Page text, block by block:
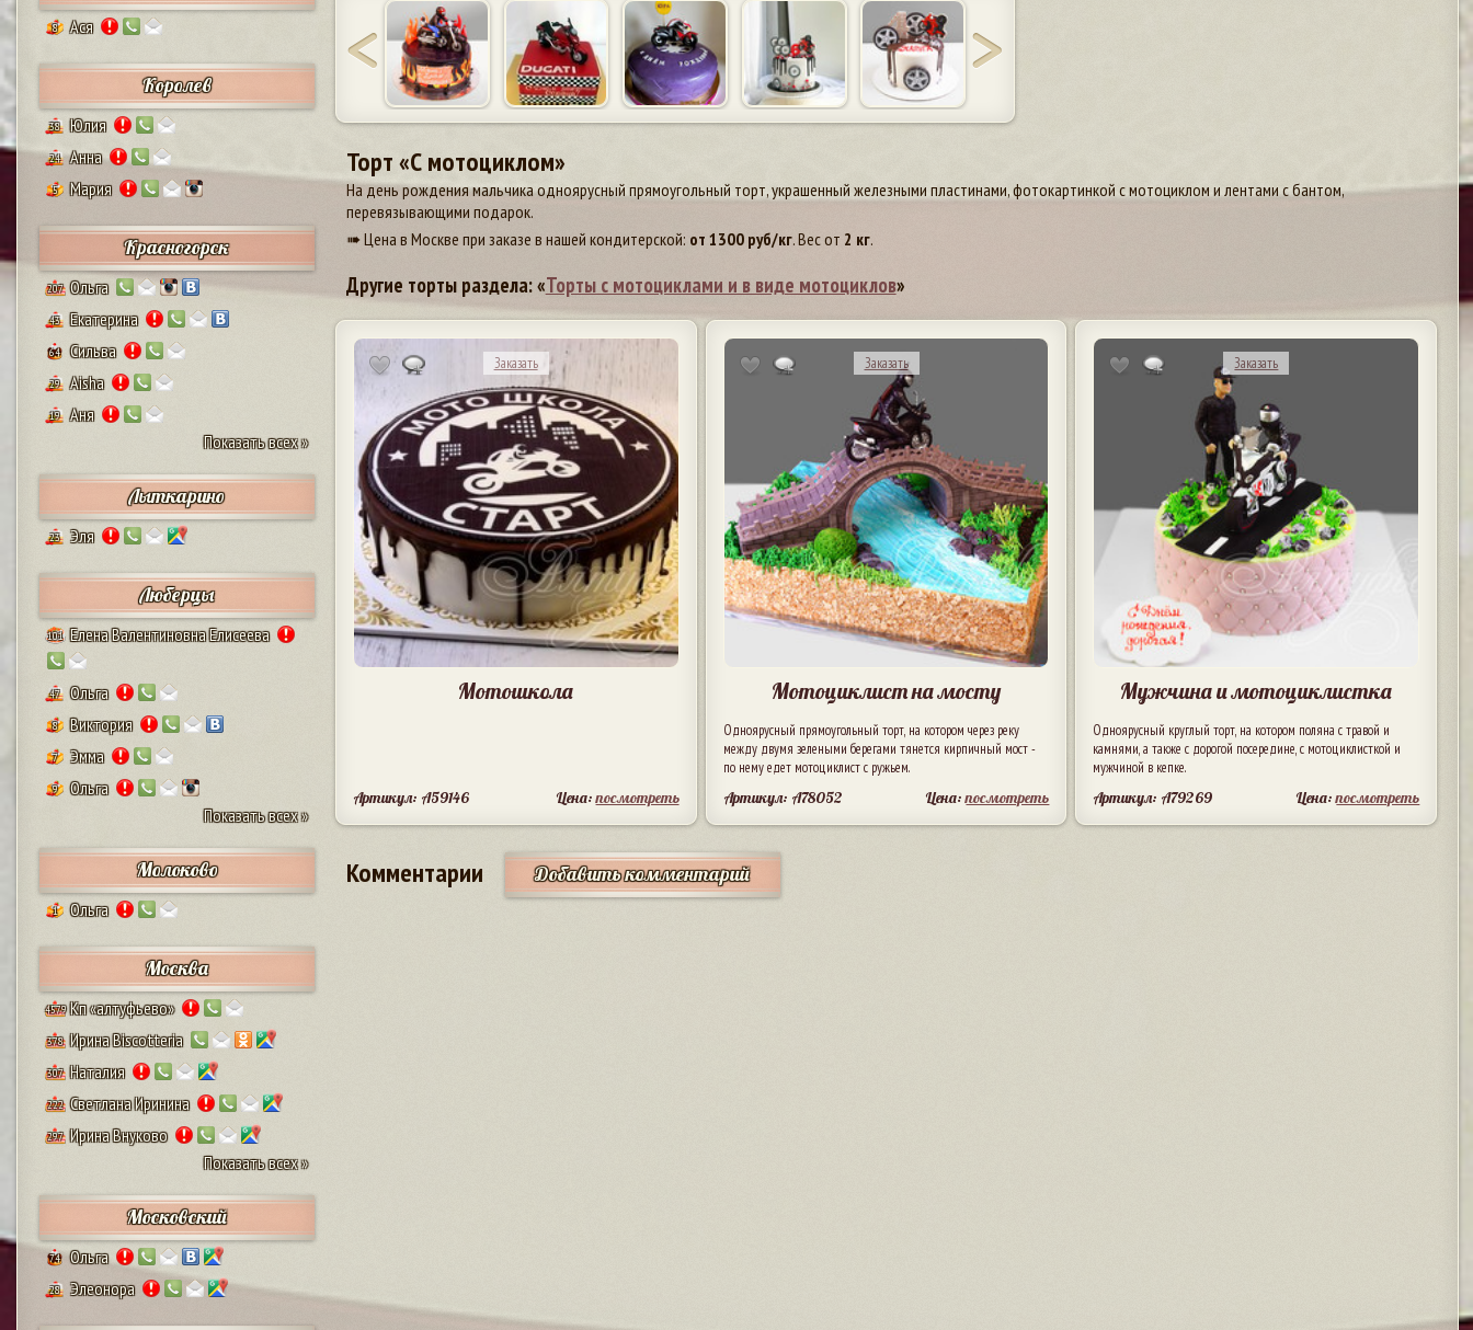
8 Ася
Королев
38 Юлия
24 Анна
5 Мария
Красногорск
207 Ольга
43 Екатерина
64 Сильва
29 Aisha
19
Аня
Показать всех »
Лыткарино
23 Эля
Люберцы
101 Елена Валентиновна Елисеева
47 Ольга
8 Виктория
7 Эмма
9
Ольга
Показать всех »
Молоково
1 Ольга
Москва
4579 Кп «алтуфьево»
378 Ирина Biscotteria
307 Наталия
222 Светлана Иринина
297 Ирина Внуково
Показать всех »
Московский
74 Ольга
28 Элеонора
Торт «С мотоциклом»
На день рождения мальчика одноярусный прямоугольный торт, украшенный железными пластинами, фотокартинкой с мотоциклом и лентами с бантом,
перевязывающими подарок.
➠ Цена в Москве при заказе в нашей кондитерской: от 1300руб/кг. Вес от 2 кг.
Другие торты раздела: «Торты с мотоциклами и в виде мотоциклов»
Заказать
Мотошкола
Артикул: A59146 Цена:посмотреть
Заказать
Мотоциклист на мосту
Одноярусный прямоугольный торт, на котором через реку
между двумя зелеными берегами тянется кирпичный мост -
по нему едет мотоциклист с ружьем.
Артикул: A78052 Цена:посмотреть
Заказать
Мужчина и мотоциклистка
Одноярусный круглый торт, на котором поляна с травой и
камнями, а также с дорогой посередине, с мотоциклисткой и
мужчиной в кепке.
Артикул: A79269 Цена:посмотреть
Комментарии Добавить комментарий